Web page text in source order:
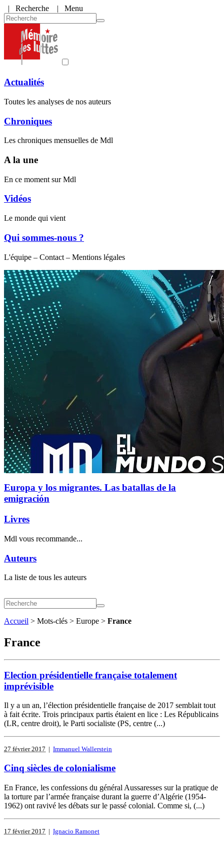
| Recherche | Menu
Actualités
Toutes les analyses de nos auteurs
Chroniques
Les chroniques mensuelles de Mdl
A la une
En ce moment sur Mdl
Vidéos
Le monde qui vient
Qui sommes-nous ?
L'équipe – Contact – Mentions légales
Europa y los migrantes. Las batallas de la
emigración
Livres
Mdl vous recommande...
Auteurs
La liste de tous les auteurs
Accueil > Mots-clés > Europe > France
France
Election présidentielle française totalement
imprévisible
Il y a un an, l’élection présidentielle française de 2017 semblait tout
à fait écrite. Trois principaux partis étaient en lice : Les Républicains
(LR, centre droit), le Parti socialiste (PS, centre (...)
27 février 2017 | Immanuel Wallerstein
Cinq siècles de colonialisme
En France, les confessions du général Aussaresses sur la pratique de
la torture par l’armée française durant la guerre d’Algérie (1954-
1962) ont ravivé les débats sur le passé colonial. Comme si, (...)
17 février 2017 | Ignacio Ramonet